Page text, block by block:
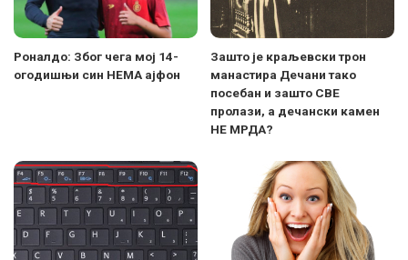
Роналдо: Због чега мој 14-
огодишњи син НЕМА ајфон
Зашто је краљевски трон
манастира Дечани тако
посебан и зашто СВЕ
пролази, а дечански камен
НЕ МРДА?